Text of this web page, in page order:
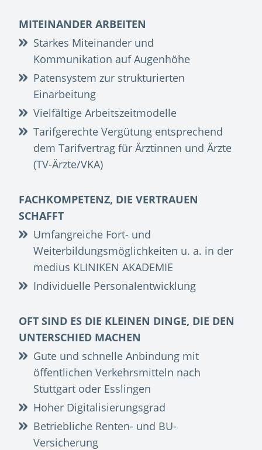
MITEINANDER ARBEITEN
Starkes Miteinander und
Kommunikation auf Augenhöhe
Patensystem zur strukturierten
Einarbeitung
Vielfältige Arbeitszeitmodelle
Tarifgerechte Vergütung entsprechend
dem Tarifvertrag für Ärztinnen und Ärzte
(TV-Ärzte/VKA)
FACHKOMPETENZ, DIE VERTRAUEN
SCHAFFT
Umfangreiche Fort- und
Weiterbildungsmöglichkeiten u. a. in der
medius KLINIKEN AKADEMIE
Individuelle Personalentwicklung
OFT SIND ES DIE KLEINEN DINGE, DIE DEN
UNTERSCHIED MACHEN
Gute und schnelle Anbindung mit
öffentlichen Verkehrsmitteln nach
Stuttgart oder Esslingen
Hoher Digitalisierungsgrad
Betriebliche Renten- und BU-
Versicherung